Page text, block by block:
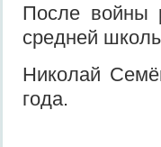
После войны
средней
Николай
года.